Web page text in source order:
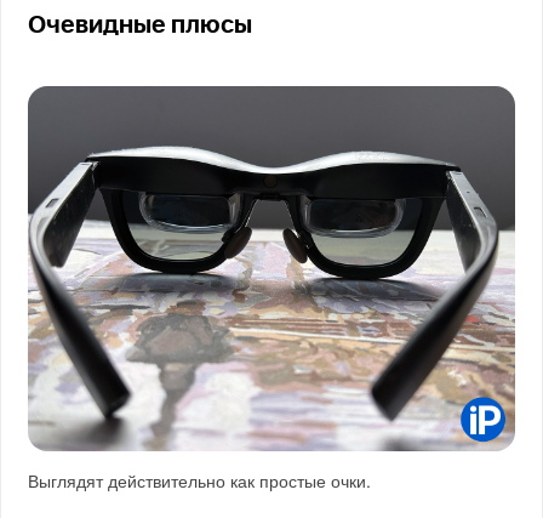
Очевидные плюсы
Выглядят действительно как простые очки.